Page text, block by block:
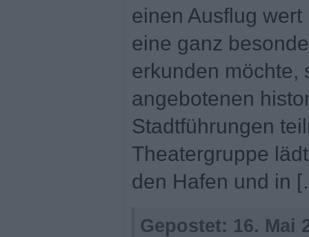
einen Ausflug
eine ganz
erkunden möchte,
angebotenen
Stadtführungen
Theatergruppe
den Hafen und in
Gepostet: 16. Mai